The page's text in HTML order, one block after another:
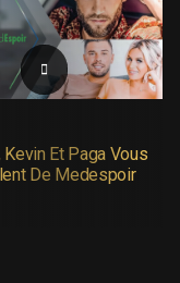
Kevin Et Paga Vous
De Medespoir